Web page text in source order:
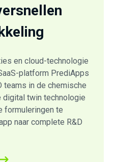
en cloud-technologie
platform PrediApps
teams in de chemische
digital twin technologie
formuleringen te
naar complete R&D